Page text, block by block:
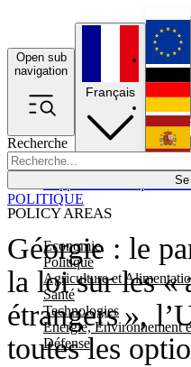
Open sub
navigation
Recherche
POLICY AREAS
Economie
Politique
Agriculture et
Santé
Technologies
Energie, Environnement
Défense
Français
Géorgie : le
la loi sur les «
étrangers »,
toutes les
POLITIQUE